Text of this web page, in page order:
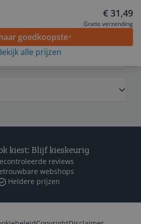
€ 31,49
Gratis verzending
goedkoopste
alle prijzen
kiest: Blijf kieskeurig
reviews
webshops
Heldere prijzen